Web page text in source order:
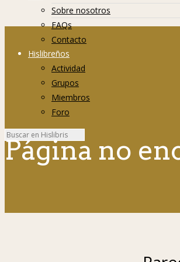
Sobre nosotros
FAQs
Contacto
Hislibreños
Actividad
Grupos
Miembros
Foro
Página no